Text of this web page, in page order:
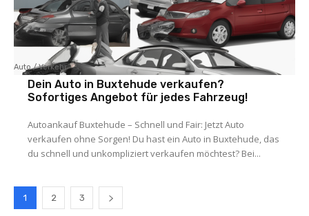
Auto / Verkehr
Dein Auto in Buxtehude verkaufen?
Sofortiges Angebot für jedes Fahrzeug!
Autoankauf Buxtehude – Schnell und Fair: Jetzt Auto
verkaufen ohne Sorgen! Du hast ein Auto in Buxtehude, das
du schnell und unkompliziert verkaufen möchtest? Bei...
1 2 3